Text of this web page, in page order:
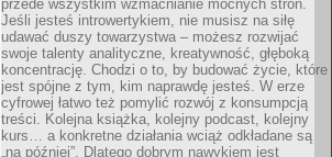
przede wszystkim wzmacnianie mocnych stron.
Jeśli jesteś introwertykiem, nie musisz na siłę
udawać duszy towarzystwa – możesz rozwijać
swoje talenty analityczne, kreatywność, głęboką
koncentrację. Chodzi o to, by budować życie, które
jest spójne z tym, kim naprawdę jesteś. W erze
cyfrowej łatwo też pomylić rozwój z konsumpcją
treści. Kolejna książka, kolejny podcast, kolejny
kurs… a konkretne działania wciąż odkładane są
„na później”. Dlatego dobrym nawykiem jest